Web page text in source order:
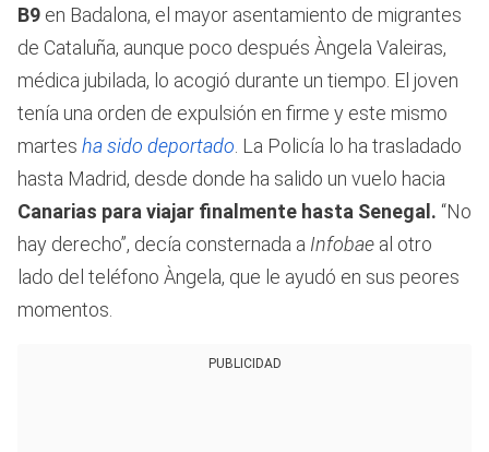
B9 en Badalona, el mayor asentamiento de migrantes
de Cataluña, aunque poco después Àngela Valeiras,
médica jubilada, lo acogió durante un tiempo. El joven
tenía una orden de expulsión en firme y este mismo
martes ha sido deportado . La Policía lo ha trasladado
hasta Madrid, desde donde ha salido un vuelo hacia
Canarias para viajar finalmente hasta Senegal. “No
hay derecho”, decía consternada a Infobae al otro
lado del teléfono Àngela, que le ayudó en sus peores
momentos.
PUBLICIDAD